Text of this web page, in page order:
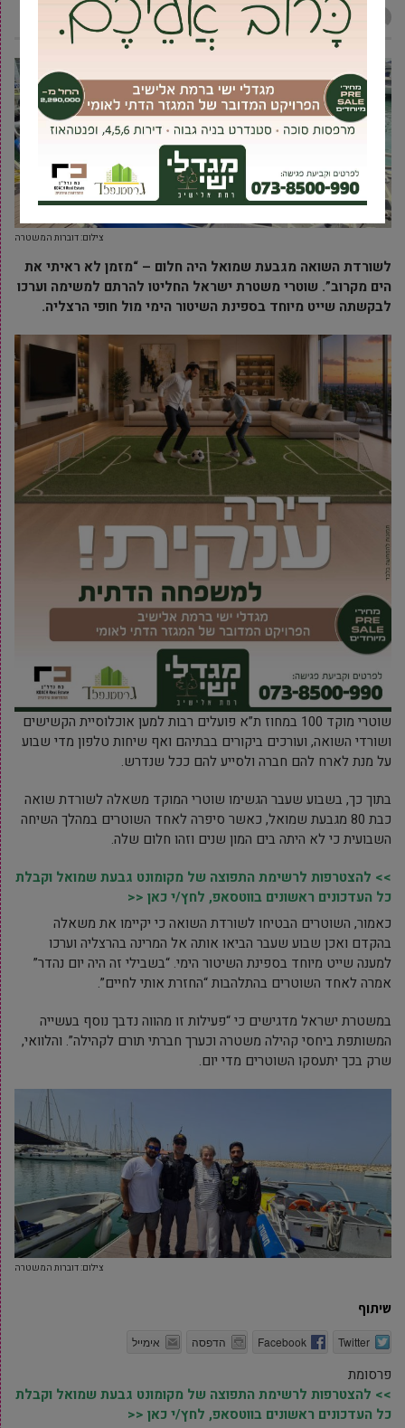
אביעד ברטוב 9 מאי, 2021
צילום: דוברות המשטרה
לשורדת השואה מגבעת שמואל היה חלום – “מזמן לא ראיתי את
הים מקרוב”. שוטרי משטרת ישראל החליטו להרתם למשימה וערכו
לבקשתה שייט מיוחד בספינת השיטור הימי מול חופי הרצליה.
שוטרי מוקד 100 במחוז ת”א פועלים רבות למען אוכלוסיית הקשישים
ושורדי השואה, ועורכים ביקורים בבתיהם ואף שיחות טלפון מדי שבוע
על מנת לארח להם חברה ולסייע להם ככל שנדרש.
בתוך כך, בשבוע שעבר הגשימו שוטרי המוקד משאלה לשורדת שואה
כבת 80 מגבעת שמואל, כאשר סיפרה לאחד השוטרים במהלך השיחה
השבועית כי לא היתה בים המון שנים וזהו חלום שלה.
>> להצטרפות לרשימת התפוצה של מקומונט גבעת שמואל וקבלת
כל העדכונים ראשונים בווטסאפ, לחץ/י כאן <<
כאמור, השוטרים הבטיחו לשורדת השואה כי יקיימו את משאלה
בהקדם ואכן שבוע שעבר הביאו אותה אל המרינה בהרצליה וערכו
למענה שייט מיוחד בספינת השיטור הימי. “בשבילי זה היה יום נהדר”
אמרה לאחד השוטרים בהתלהבות “החזרת אותי לחיים”.
במשטרת ישראל מדגישים כי “פעילות זו מהווה נדבך נוסף בעשייה
המשותפת ביחסי קהילה משטרה וכערך חברתי תורם לקהילה”. והלוואי,
שרק בכך יתעסקו השוטרים מדי יום.
צילום: דוברות המשטרה
שיתוף
Twitter
Facebook הדפסה אימייל
פרסומת
>> להצטרפות לרשימת התפוצה של מקומונט גבעת שמואל וקבלת
כל העדכונים ראשונים בווטסאפ, לחץ/י כאן <<